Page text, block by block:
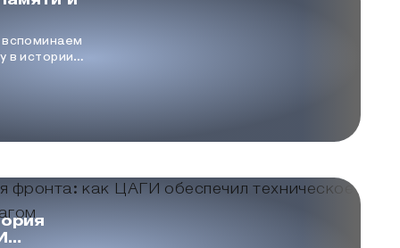
в истории
разрушила